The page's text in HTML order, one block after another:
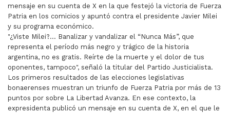
mensaje en su cuenta de X en la que festejó la victoria de Fuerza
Patria en los comicios y apuntó contra el presidente Javier Milei
y su programa económico.
"¿Viste Milei?... Banalizar y vandalizar el “Nunca Más”, que
representa el período más negro y trágico de la historia
argentina, no es gratis. Reírte de la muerte y el dolor de tus
oponentes, tampoco", señaló la titular del Partido Justicialista.
Los primeros resultados de las elecciones legislativas
bonaerenses muestran un triunfo de Fuerza Patria por más de 13
puntos por sobre La Libertad Avanza. En ese contexto, la
expresidenta publicó un mensaje en su cuenta de X, en el que le